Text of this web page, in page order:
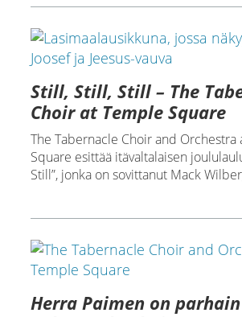
Still, Still, Still – The
Choir at Temple Square
The Tabernacle Choir and Orchestra
Square esittää itävaltalaisen
Still”, jonka on sovittanut Mack
Herra Paimen on parhain